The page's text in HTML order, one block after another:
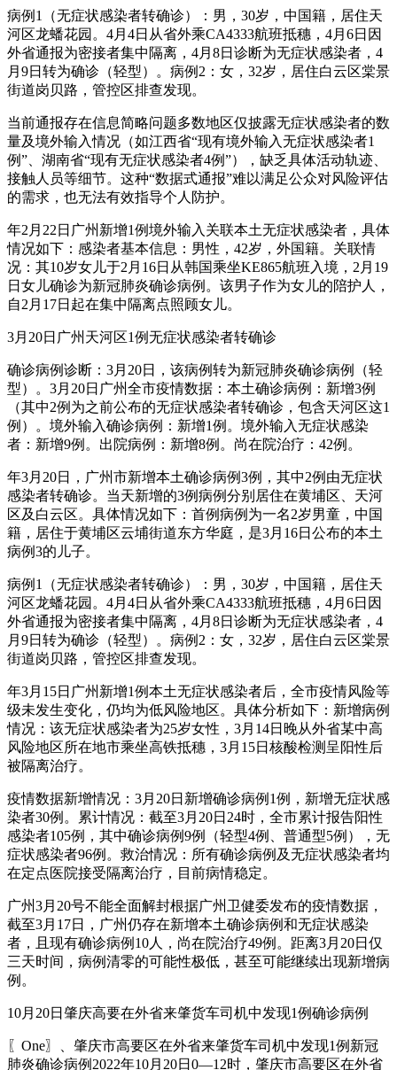
病例1（无症状感染者转确诊）：男，30岁，中国籍，居住天
河区龙蟠花园。4月4日从省外乘CA4333航班抵穗，4月6日因
外省通报为密接者集中隔离，4月8日诊断为无症状感染者，4
月9日转为确诊（轻型）。病例2：女，32岁，居住白云区棠景
街道岗贝路，管控区排查发现。
当前通报存在信息简略问题多数地区仅披露无症状感染者的数
量及境外输入情况（如江西省“现有境外输入无症状感染者1
例”、湖南省“现有无症状感染者4例”），缺乏具体活动轨迹、
接触人员等细节。这种“数据式通报”难以满足公众对风险评估
的需求，也无法有效指导个人防护。
年2月22日广州新增1例境外输入关联本土无症状感染者，具体
情况如下：感染者基本信息：男性，42岁，外国籍。关联情
况：其10岁女儿于2月16日从韩国乘坐KE865航班入境，2月19
日女儿确诊为新冠肺炎确诊病例。该男子作为女儿的陪护人，
自2月17日起在集中隔离点照顾女儿。
3月20日广州天河区1例无症状感染者转确诊
确诊病例诊断：3月20日，该病例转为新冠肺炎确诊病例（轻
型）。3月20日广州全市疫情数据：本土确诊病例：新增3例
（其中2例为之前公布的无症状感染者转确诊，包含天河区这1
例）。境外输入确诊病例：新增1例。境外输入无症状感染
者：新增9例。出院病例：新增8例。尚在院治疗：42例。
年3月20日，广州市新增本土确诊病例3例，其中2例由无症状
感染者转确诊。当天新增的3例病例分别居住在黄埔区、天河
区及白云区。具体情况如下：首例病例为一名2岁男童，中国
籍，居住于黄埔区云埔街道东方华庭，是3月16日公布的本土
病例3的儿子。
病例1（无症状感染者转确诊）：男，30岁，中国籍，居住天
河区龙蟠花园。4月4日从省外乘CA4333航班抵穗，4月6日因
外省通报为密接者集中隔离，4月8日诊断为无症状感染者，4
月9日转为确诊（轻型）。病例2：女，32岁，居住白云区棠景
街道岗贝路，管控区排查发现。
年3月15日广州新增1例本土无症状感染者后，全市疫情风险等
级未发生变化，仍均为低风险地区。具体分析如下：新增病例
情况：该无症状感染者为25岁女性，3月14日晚从外省某中高
风险地区所在地市乘坐高铁抵穗，3月15日核酸检测呈阳性后
被隔离治疗。
疫情数据新增情况：3月20日新增确诊病例1例，新增无症状感
染者30例。累计情况：截至3月20日24时，全市累计报告阳性
感染者105例，其中确诊病例9例（轻型4例、普通型5例），无
症状感染者96例。救治情况：所有确诊病例及无症状感染者均
在定点医院接受隔离治疗，目前病情稳定。
广州3月20号不能全面解封根据广州卫健委发布的疫情数据，
截至3月17日，广州仍存在新增本土确诊病例和无症状感染
者，且现有确诊病例10人，尚在院治疗49例。距离3月20日仅
三天时间，病例清零的可能性极低，甚至可能继续出现新增病
例。
10月20日肇庆高要在外省来肇货车司机中发现1例确诊病例
〖One〗、肇庆市高要区在外省来肇货车司机中发现1例新冠
肺炎确诊病例2022年10月20日0—12时，肇庆市高要区在外省